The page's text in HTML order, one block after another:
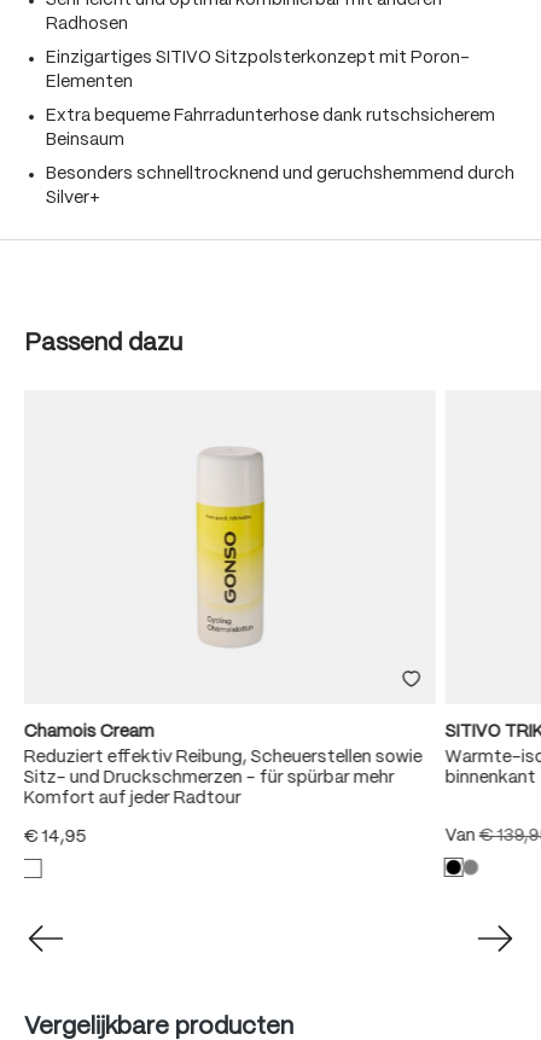
Radhosen
Einzigartiges SITIVO Sitzpolsterkonzept mit Poron-
Elementen
Extra bequeme Fahrradunterhose dank rutschsicherem
Beinsaum
Besonders schnelltrocknend und geruchshemmend durch
Silver+
Produktgalerie überspringen
Passend dazu
Chamois Cream
Reduziert effektiv Reibung, Scheuerstellen sowie
Sitz- und Druckschmerzen – für spürbar mehr
Komfort auf jeder Radtour
€ 14,95
SITIVO
Warmte-
binnenkant
Van€
Produktgalerie überspringen
Vergelijkbare producten